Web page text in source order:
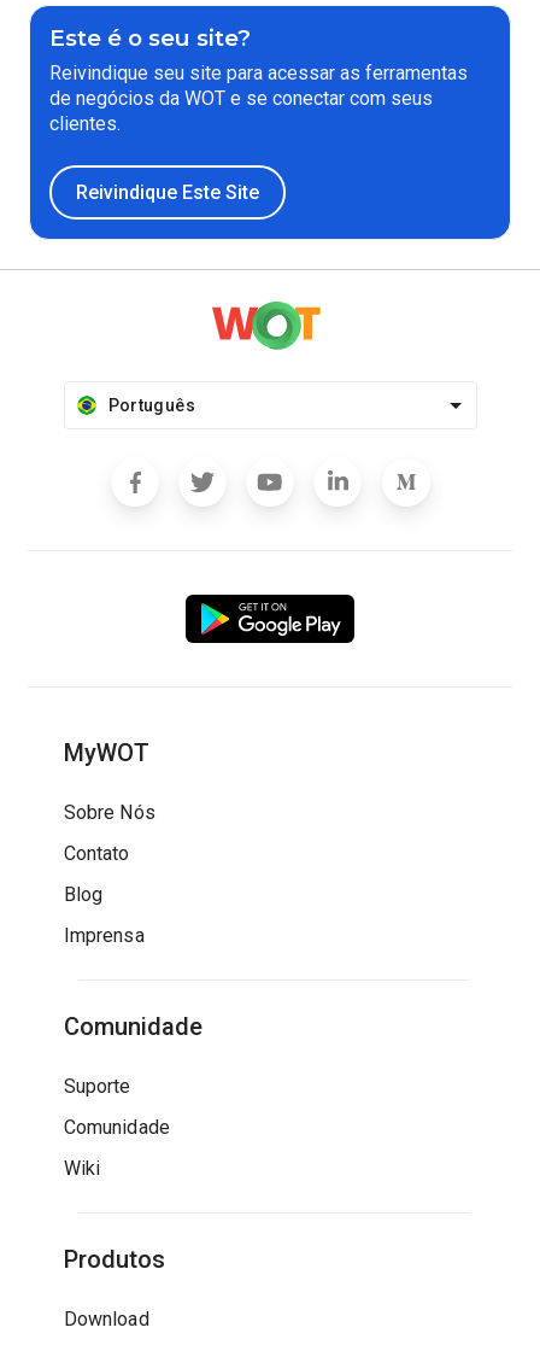
Este é o seu site?
Reivindique seu site para acessar as ferramentas
de negócios da WOT e se conectar com seus
clientes.
Reivindique Este Site
Português
MyWOT
Sobre Nós
Contato
Blog
Imprensa
Comunidade
Suporte
Comunidade
Wiki
Produtos
Download